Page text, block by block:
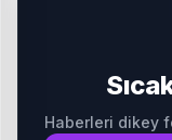
Haberleri dikey